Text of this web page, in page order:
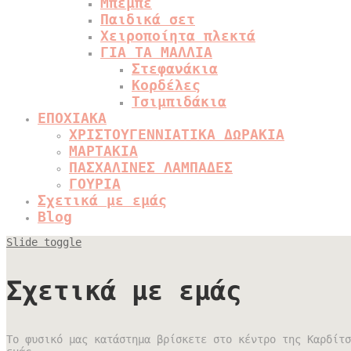
Παιδικά σετ
Χειροποίητα πλεκτά
ΓΙΑ ΤΑ ΜΑΛΛΙΑ
Στεφανάκια
Κορδέλες
Τσιμπιδάκια
ΕΠΟΧΙΑΚΑ
ΧΡΙΣΤΟΥΓΕΝΝΙΑΤΙΚΑ ΔΩΡΑΚΙΑ
ΜΑΡΤΑΚΙΑ
ΠΑΣΧΑΛΙΝΕΣ ΛΑΜΠΑΔΕΣ
ΓΟΥΡΙΑ
Σχετικά με εμάς
Blog
Slide toggle
Σχετικά με εμάς
Το φυσικό μας κατάστημα βρίσκετε στο κέντρο της